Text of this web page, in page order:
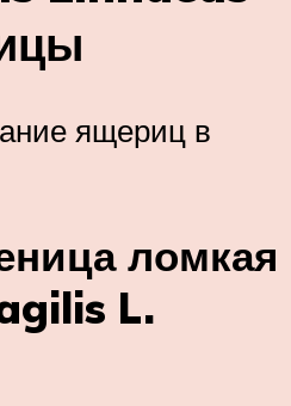
ящериц в
ломкая
L.